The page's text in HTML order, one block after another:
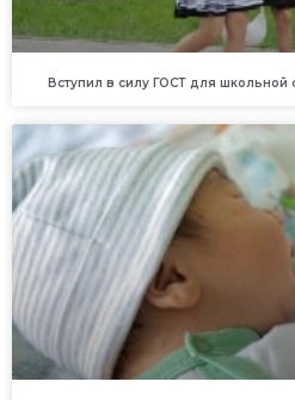
Вступил в силу ГОСТ для школьной